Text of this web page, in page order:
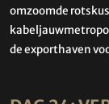
omzoomde
de exporthaven